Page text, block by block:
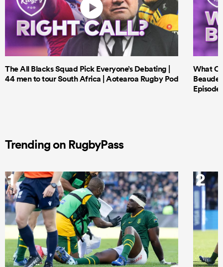
The All Blacks Squad Pick Everyone’s Debating |
44 men to tour South Africa | Aotearoa Rugby Pod
What
Episode
Trending on RugbyPass
1 2